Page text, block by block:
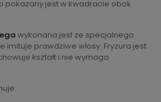
pokazany jest w kwadracie obok
wykonana jest ze specjalnego
imituje prawdziwe włosy. Fryzura jest
kształt i nie wymaga